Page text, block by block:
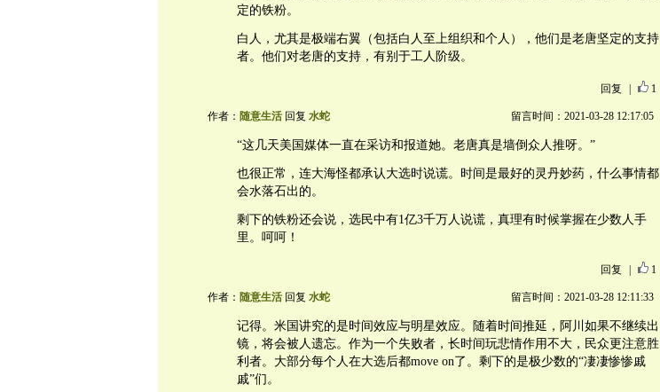
定的铁粉。
白人，尤其是极端右翼（包括白人至上组织和个人），他们是老唐坚定的支持
者。他们对老唐的支持，有别于工人阶级。
回复 1
作者： 随意生活回复 水蛇 留言时间：2021-03-28 12:17:05
“这几天美国媒体一直在采访和报道她。老唐真是墙倒众人推呀。”
也很正常，连大海怪都承认大选时说谎。时间是最好的灵丹妙药，什么事情都
会水落石出的。
剩下的铁粉还会说，选民中有1亿3千万人说谎，真理有时候掌握在少数人手
里。呵呵！
回复 1
作者： 随意生活回复 水蛇 留言时间：2021-03-28 12:11:33
记得。米国讲究的是时间效应与明星效应。随着时间推延，阿川如果不继续出
镜，将会被人遗忘。作为一个失败者，长时间玩悲情作用不大，民众更注意胜
利者。大部分每个人在大选后都move on了。剩下的是极少数的“凄凄惨惨戚
戚”们。